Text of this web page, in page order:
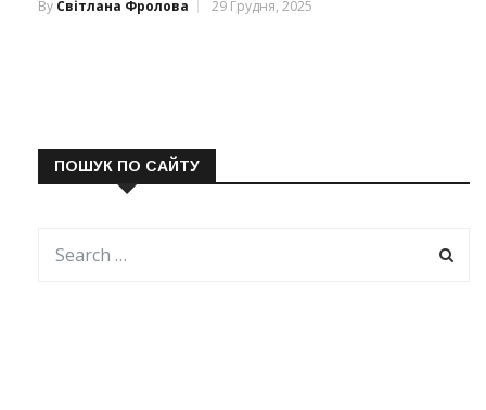
By Світлана Фролова 29 Грудня, 2025
ПОШУК ПО САЙТУ